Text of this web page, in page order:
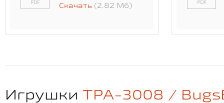
Скачать (2.82 Мб)
Игрушки TPA-3008 /